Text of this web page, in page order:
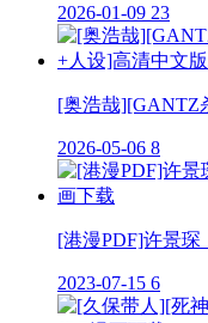
2026-01-09 23
[奥浩哉][GANTZ
2026-05-06 8
[港漫PDF]许景琛
2023-07-15 6